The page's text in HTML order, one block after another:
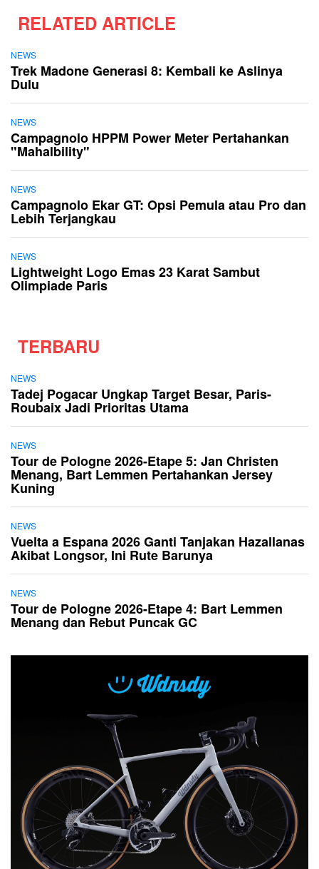
RELATED ARTICLE
NEWS
Trek Madone Generasi 8: Kembali ke Aslinya
Dulu
NEWS
Campagnolo HPPM Power Meter Pertahankan
"Mahalbility"
NEWS
Campagnolo Ekar GT: Opsi Pemula atau Pro dan
Lebih Terjangkau
NEWS
Lightweight Logo Emas 23 Karat Sambut
Olimpiade Paris
TERBARU
NEWS
Tadej Pogacar Ungkap Target Besar, Paris-
Roubaix Jadi Prioritas Utama
NEWS
Tour de Pologne 2026-Etape 5: Jan Christen
Menang, Bart Lemmen Pertahankan Jersey
Kuning
NEWS
Vuelta a Espana 2026 Ganti Tanjakan Hazallanas
Akibat Longsor, Ini Rute Barunya
NEWS
Tour de Pologne 2026-Etape 4: Bart Lemmen
Menang dan Rebut Puncak GC